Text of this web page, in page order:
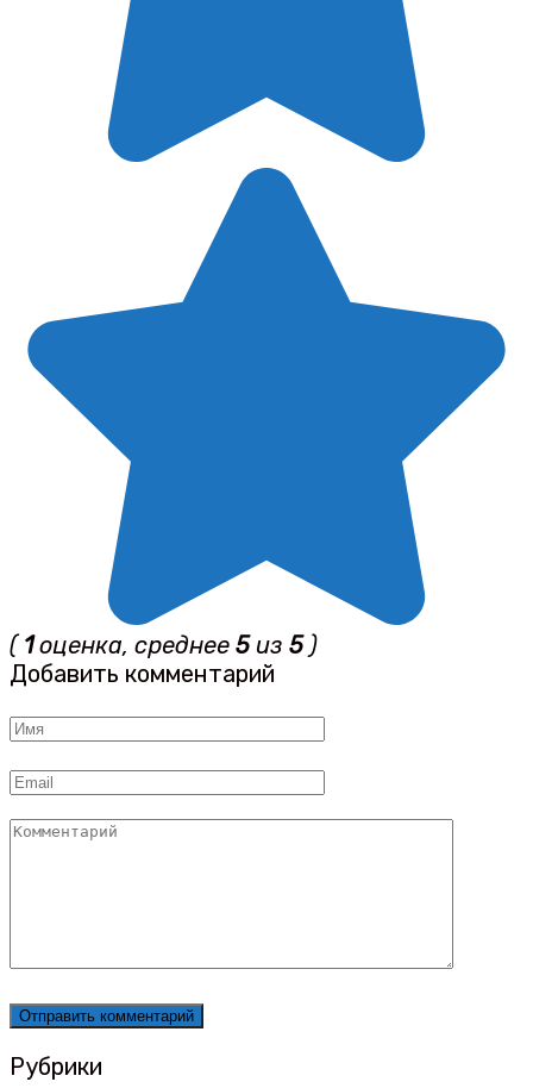
( 1оценка, среднее 5из 5)
Добавить комментарий
Имя
Email
Комментарий
Рубрики